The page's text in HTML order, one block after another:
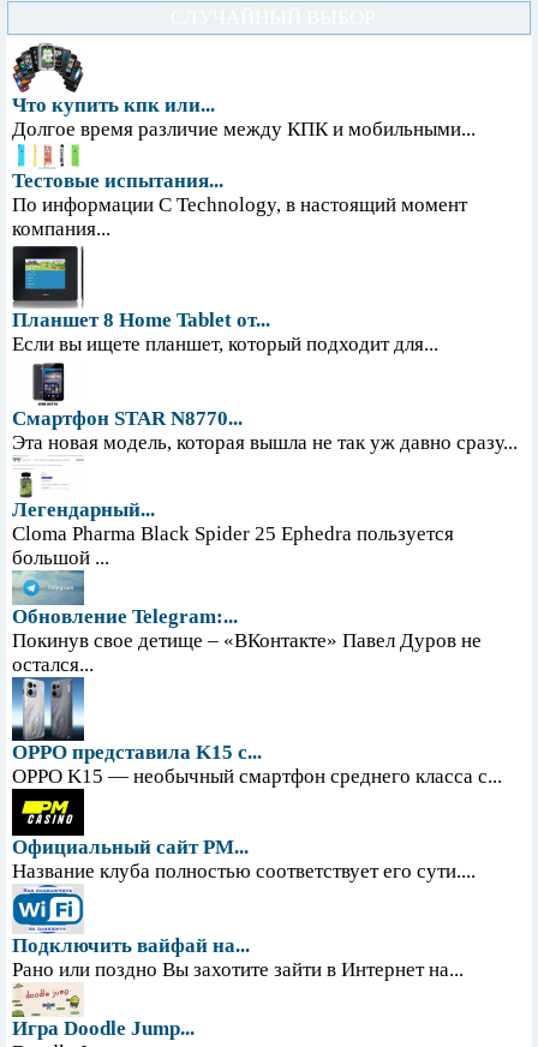
Что купить кпк или...
Долгое время различие между КПК и мобильными...
Тестовые испытания...
По информации С Technology, в настоящий момент
компания...
Планшет 8 Home Tablet от...
Если вы ищете планшет, который подходит для...
Смартфон STAR N8770...
Эта новая модель, которая вышла не так уж давно сразу...
Легендарный...
Cloma Pharma Black Spider 25 Ephedra пользуется
большой ...
Обновление Telegram:...
Покинув свое детище – «ВКонтакте» Павел Дуров не
остался...
OPPO представила K15 с...
OPPO K15 — необычный смартфон среднего класса с...
Официальный сайт PM...
Название клуба полностью соответствует его сути....
Подключить вайфай на...
Рано или поздно Вы захотите зайти в Интернет на...
Игра Doodle Jump...